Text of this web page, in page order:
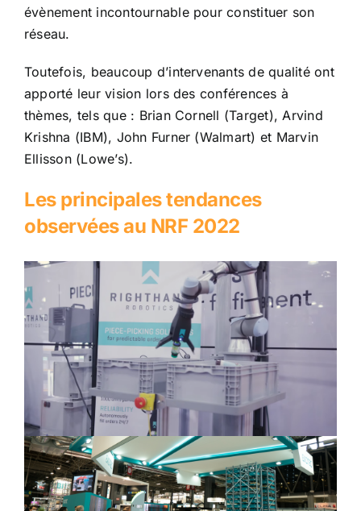
évènement incontournable pour constituer son
réseau.
Toutefois, beaucoup d’intervenants de qualité ont
apporté leur vision lors des conférences à
thèmes, tels que : Brian Cornell (Target), Arvind
Krishna (IBM), John Furner (Walmart) et Marvin
Ellisson (Lowe’s).
Les principales tendances
observées au NRF 2022